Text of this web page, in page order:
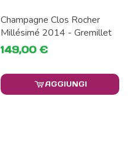
Champagne Clos Rocher
Millésimé 2014 - Gremillet
149,00 €
AGGIUNGI